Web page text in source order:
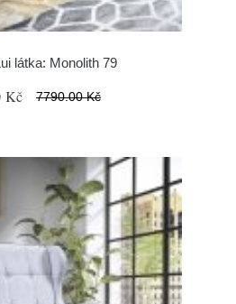
látka: Monolith 79
Kč 7790.00 Kč